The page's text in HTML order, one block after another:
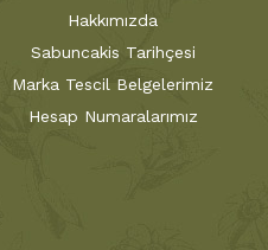
Hakkımızda
Sabuncakis Tarihçesi
Marka Tescil Belgelerimiz
Hesap Numaralarımız